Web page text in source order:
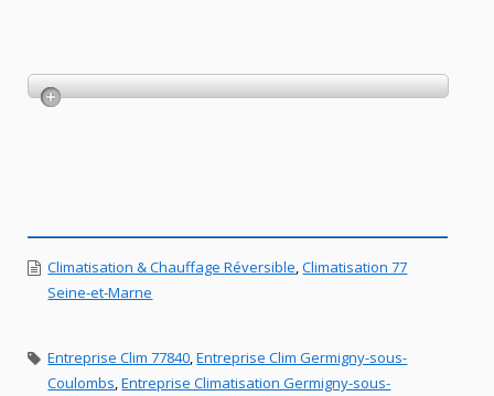
Climatisation & Chauffage Réversible,Climatisation 77
Seine-et-Marne
Entreprise Clim 77840,Entreprise Clim Germigny-sous-
Coulombs,Entreprise Climatisation Germigny-sous-